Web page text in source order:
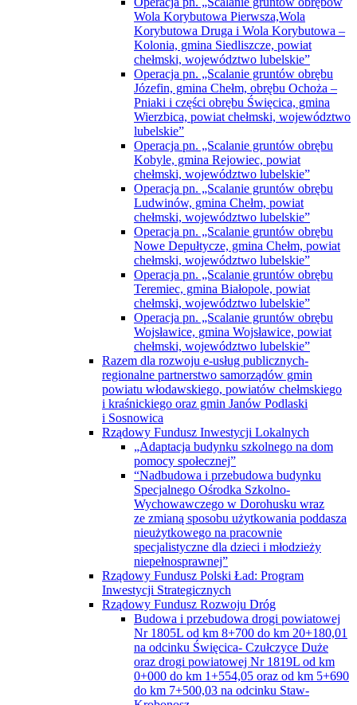
Wola Korybutowa Pierwsza,Wola
Korybutowa Druga i Wola Korybutowa –
Kolonia, gmina Siedliszcze, powiat
chełmski, województwo lubelskie”
Operacja pn. „Scalanie gruntów obrębu
Józefin, gmina Chełm, obrębu Ochoża –
Pniaki i części obrębu Święcica, gmina
Wierzbica, powiat chełmski, województwo
lubelskie”
Operacja pn. „Scalanie gruntów obrębu
Kobyle, gmina Rejowiec, powiat
chełmski, województwo lubelskie”
Operacja pn. „Scalanie gruntów obrębu
Ludwinów, gmina Chełm, powiat
chełmski, województwo lubelskie”
Operacja pn. „Scalanie gruntów obrębu
Nowe Depułtycze, gmina Chełm, powiat
chełmski, województwo lubelskie”
Operacja pn. „Scalanie gruntów obrębu
Teremiec, gmina Białopole, powiat
chełmski, województwo lubelskie”
Operacja pn. „Scalanie gruntów obrębu
Wojsławice, gmina Wojsławice, powiat
chełmski, województwo lubelskie”
Razem dla rozwoju e-usług publicznych-
regionalne partnerstwo samorządów gmin
powiatu włodawskiego, powiatów chełmskiego
i kraśnickiego oraz gmin Janów Podlaski
i Sosnowica
Rządowy Fundusz Inwestycji Lokalnych
„Adaptacja budynku szkolnego na dom
pomocy społecznej”
“Nadbudowa i przebudowa budynku
Specjalnego Ośrodka Szkolno-
Wychowawczego w Dorohusku wraz
ze zmianą sposobu użytkowania poddasza
nieużytkowego na pracownie
specjalistyczne dla dzieci i młodzieży
niepełnosprawnej”
Rządowy Fundusz Polski Ład: Program
Inwestycji Strategicznych
Rządowy Fundusz Rozwoju Dróg
Budowa i przebudowa drogi powiatowej
Nr 1805L od km 8+700 do km 20+180,01
na odcinku Święcica- Czułczyce Duże
oraz drogi powiatowej Nr 1819L od km
0+000 do km 1+554,05 oraz od km 5+690
do km 7+500,03 na odcinku Staw-